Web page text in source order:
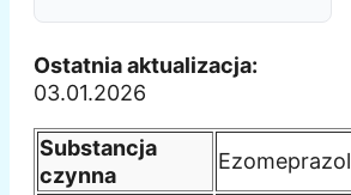
Ostatnia aktualizacja:
03.01.2026
Substancja
czynna
Ezomeprazol